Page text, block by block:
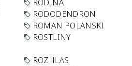
RODINA
RODODENDRON
ROMAN POLANSKI
ROSTLINY
ROZHLAS